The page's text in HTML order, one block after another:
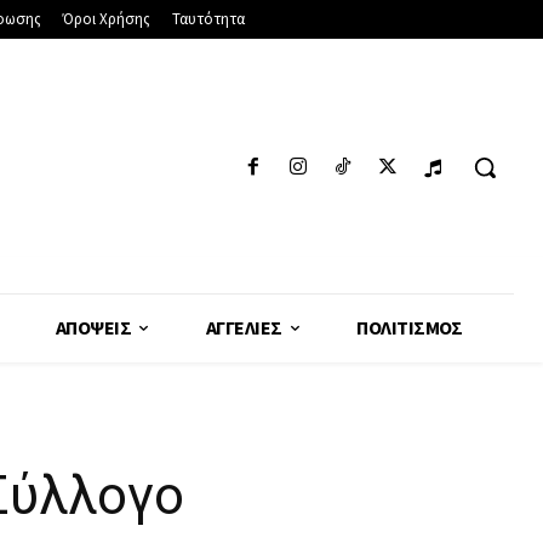
Όροι Χρήσης Ταυτότητα
ΑΠΌΨΕΙΣ ΑΓΓΕΛΊΕΣ ΠΟΛΙΤΙΣΜΌΣ